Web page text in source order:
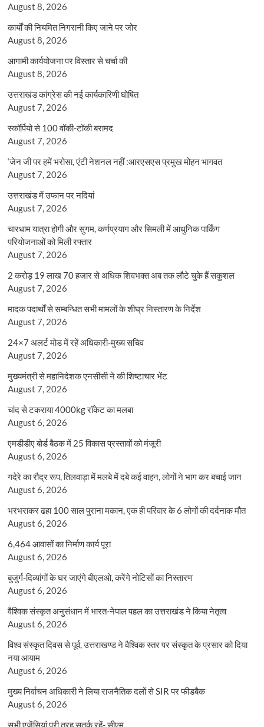
August 8, 2026
कार्यों की नियमित निगरानी किए जाने पर जोर
August 8, 2026
आगामी कार्ययोजना पर विस्तार से चर्चा की
August 8, 2026
उत्तराखंड कांग्रेस की नई कार्यकारिणी घोषित
August 7, 2026
स्कॉर्पियो से 100 वॉकी-टॉकी बरामद
August 7, 2026
‘जेन जी पर हमें भरोसा, एंटी नेशनल नहीं :आरएसएस प्रमुख मोहन भागवत
August 7, 2026
उत्तराखंड में उफान पर नदियां
August 7, 2026
चारधाम यात्रा होगी और सुगम, कर्णप्रयाग और सिमली में आधुनिक पार्किंग
परियोजनाओं को मिली रफ्तार
August 7, 2026
2 करोड़ 19 लाख 70 हजार से अधिक शिवभक्त अब तक लौटे चुके हैं सकुशल
August 7, 2026
मादक पदार्थों से सम्बन्धित सभी मामलों के शीघ्र निस्तारण के निर्देश
August 7, 2026
24×7 अलर्ट मोड में रहें अधिकारी-मुख्य सचिव
August 7, 2026
मुख्यमंत्री से महानिदेशक एनसीसी ने की शिष्टाचार भेंट
August 7, 2026
चांद से टकराया 4000kg रॉकेट का मलबा
August 6, 2026
एमडीडीए बोर्ड बैठक में 25 विकास प्रस्तावों को मंजूरी
August 6, 2026
गदेरे का रौद्र रूप, तिलवाड़ा में मलबे में दबे कई वाहन, लोगों ने भाग कर बचाई जान
August 6, 2026
भरभराकर ढहा 100 साल पुराना मकान, एक ही परिवार के 6 लोगों की दर्दनाक मौत
August 6, 2026
6,464 आवासों का निर्माण कार्य पूरा
August 6, 2026
बुजुर्ग-दिव्यांगों के घर जाएंगे बीएलओ, करेंगे नोटिसों का निस्तारण
August 6, 2026
वैश्विक संस्कृत अनुसंधान में भारत-नेपाल पहल का उत्तराखंड ने किया नेतृत्व
August 6, 2026
विश्व संस्कृत दिवस से पूर्व, उत्तराखण्ड ने वैश्विक स्तर पर संस्कृत के प्रसार को दिया
नया आयाम
August 6, 2026
मुख्य निर्वाचन अधिकारी ने लिया राजनैतिक दलों से SIR पर फीडबैक
August 6, 2026
सभी एजेंसियां पूरी तरह सतर्क रहें- सीएम